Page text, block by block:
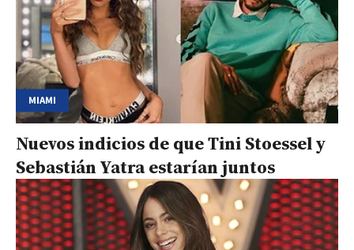
MIAMI
Nuevos indicios de que Tini Stoessel y
Sebastián Yatra estarían juntos